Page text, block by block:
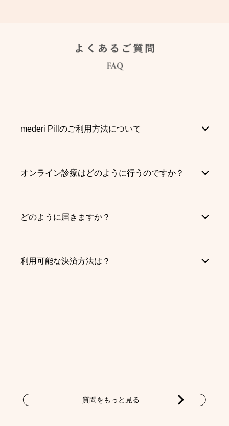
mederi Pillのご利用方法について
オンライン診療はどのように行うのですか？
どのように届きますか？
利用可能な決済方法は？
質問をもっと見る